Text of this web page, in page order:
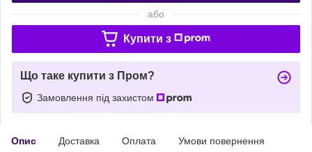
або
Купити з
Що таке купити з Пром?
Замовлення під захистом
Опис Доставка Оплата Умови повернення